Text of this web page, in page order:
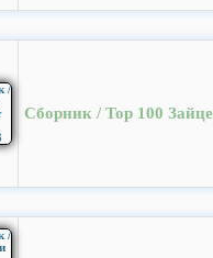
Сборник / Top 100